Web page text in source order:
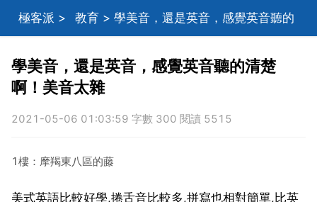
極客派 > 教育 > 學美音，還是英音，感覺英音聽的
清楚啊！美音太雜
學美音，還是英音，感覺英音聽的清楚
啊！美音太雜
2021-05-06 01:03:59 字數 300 閱讀 5515
1樓：摩羯東八區的藤
美式英語比較好學,捲舌音比較多,拼寫也相對簡單,比英